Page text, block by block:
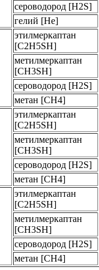
сероводород [H2S]
гелий [He]
этилмеркаптан
[C2H5SH]
метилмеркаптан
[CH3SH]
сероводород [H2S]
метан [CH4]
этилмеркаптан
[C2H5SH]
метилмеркаптан
[CH3SH]
сероводород [H2S]
метан [CH4]
этилмеркаптан
[C2H5SH]
метилмеркаптан
[CH3SH]
сероводород [H2S]
метан [CH4]